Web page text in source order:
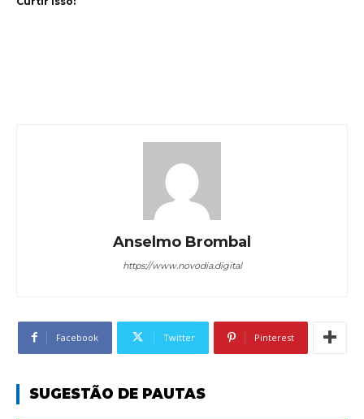
Anselmo Brombal
https://www.novodia.digital
Facebook Twitter Pinterest
SUGESTÃO DE PAUTAS